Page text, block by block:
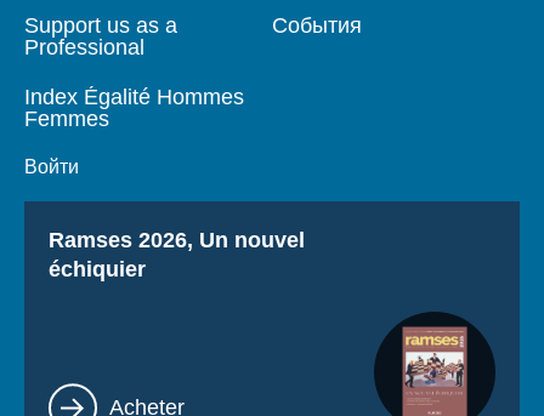
Support us as a
Professional
Index Égalité Hommes
Femmes
Войти
События
Titre
Ramses 2026, Un nouvel
échiquier
Lien
Acheter